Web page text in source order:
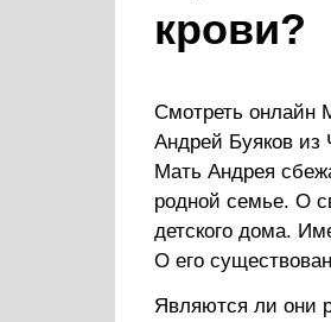
крови?
Смотреть онлайн
Андрей Буяков из
Мать Андрея
родной семье. О
детского дома.
О его
Являются ли они